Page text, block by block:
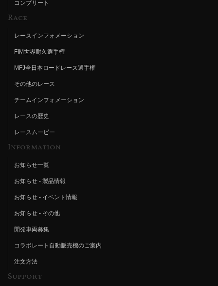
コンプリート
Race
レースインフォメーション
FIM世界耐久選手権
MFJ全日本ロードレース選手権
その他のレース
チームインフォメーション
レースの歴史
レースムービー
Information
お知らせ一覧
お知らせ - 製品情報
お知らせ - イベント情報
お知らせ - その他
開発車両募集
コラボレート自動販売機のご案内
注文方法
Support